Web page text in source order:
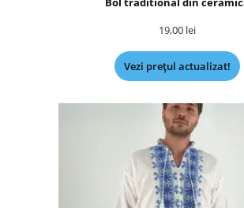
19,00 lei
Vezi prețul actualizat!